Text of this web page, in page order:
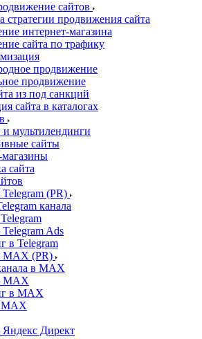
сайтов
стратегии продвижения сайта
интернет-магазина
сайта по трафику
продвижение
продвижение
из под санкций
сайта в каталогах
мультилендинги
сайты
сайта
(PR)
канала
Ads
в Telegram
MAX (PR)
в MAX
MAX
в MAX
MAX
Яндекс Директ